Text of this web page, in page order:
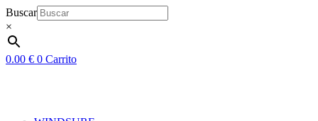
Ir
al
contenido
Buscar
×
0.00 € 0 Carrito